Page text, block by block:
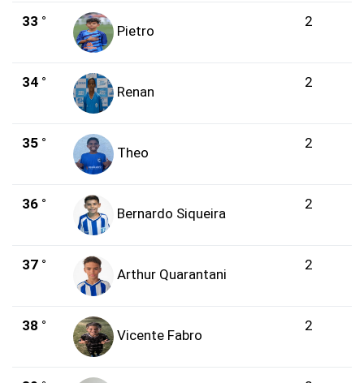
33 °
Pietro
2
34 °
Renan
2
35 °
Theo
2
36 °
Bernardo Siqueira
2
37 °
Arthur Quarantani
2
38 °
Vicente Fabro
2